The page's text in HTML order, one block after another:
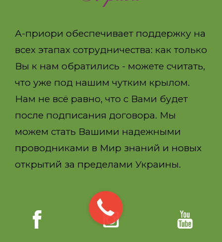
А-приори обеспечивает поддержку на
всех этапах сотрудничества: как только
Вы к нам обратились - можете считать,
что уже под нашим чутким крылом.
Нам не всё равно, что с Вами будет
после подписания договора. Мы
можем стать Вашими надежными
проводниками в Мир знаний и новых
открытий за пределами Украины.